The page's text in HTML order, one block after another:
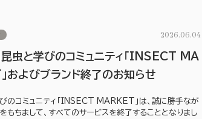
2026.06.04
昆虫と学びのコミュニティ「INSECT MA
およびブランド終了のお知らせ
のコミュニティ「INSECT MARKET」は、誠に勝手なが
もちまして、すべてのサービスを終了することとなりまし